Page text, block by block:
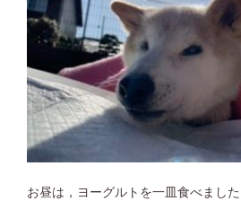
お昼は，ヨーグルトを一皿食べまし